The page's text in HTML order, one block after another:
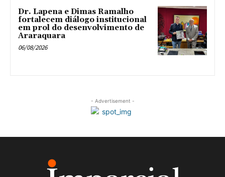
Dr. Lapena e Dimas Ramalho
fortalecem diálogo institucional
em prol do desenvolvimento de
Araraquara
06/08/2026
- Advertisement -